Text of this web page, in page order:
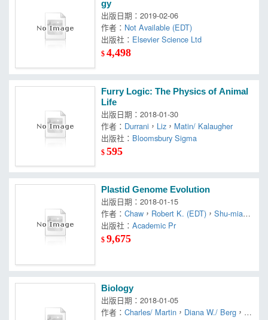
gy
出版日期：2019-02-06
作者： Not Available (EDT)
出版社： Elsevier Science Ltd
$4,498
Furry Logic: The Physics of Animal
Life
出版日期：2018-01-30
作者： Durrani ， Liz ， Matin/ Kalaugher
出版社： Bloomsbury Sigma
$595
Plastid Genome Evolution
出版日期：2018-01-15
作者：Chaw ， Robert K. (EDT) ，Shu-miaw
(EDT)/ Jansen
出版社：Academic Pr
$9,675
Biology
出版日期：2018-01-05
作者：Charles/ Martin ， Diana W./ Berg ， El